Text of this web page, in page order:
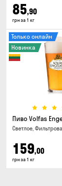
85,90
грн за 1 кг
Только онлайн
Новинка
Пиво Volfas
Светлое,
159,00
грн за 1 кг